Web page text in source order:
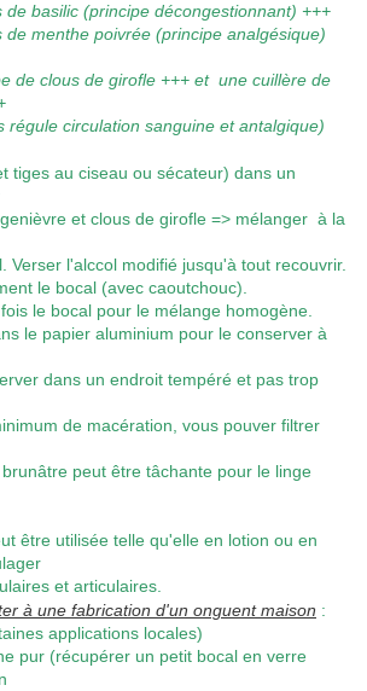
de basilic (principe décongestionnant) +++
de menthe poivrée (principe analgésique)
de clous de girofle +++ et une cuillère de
régule circulation sanguine et antalgique)
tiges au ciseau ou sécateur) dans un
et clous de girofle => mélanger à la
Verser l'alccol modifié jusqu'à tout recouvrir.
le bocal (avec caoutchouc).
le bocal pour le mélange homogène.
le papier aluminium pour le conserver à
dans un endroit tempéré et pas trop
de macération, vous pouver filtrer
peut être tâchante pour le linge
être utilisée telle qu'elle en lotion ou en
et articulaires.
à une fabrication d'un onguent maison :
applications locales)
pur (récupérer un petit bocal en verre